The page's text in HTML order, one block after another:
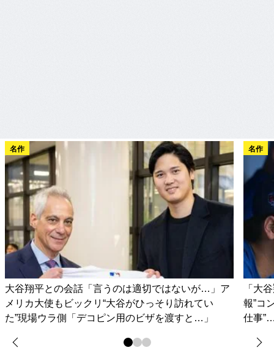
名作
大谷翔平との会話「言うのは適切ではないが…」ア
メリカ大使もビックリ“大谷がひっそり訪れてい
た”現場ウラ側「デコピン用のビザを渡すと…」
名作
「大
報”コ
仕事